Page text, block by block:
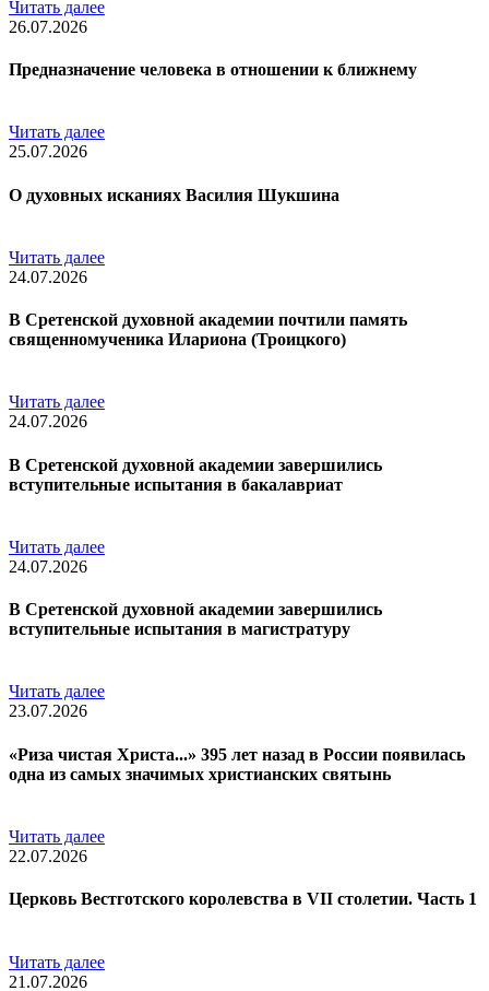
Читать далее
26.07.2026
Предназначение человека в отношении к ближнему
Читать далее
25.07.2026
О духовных исканиях Василия Шукшина
Читать далее
24.07.2026
В Сретенской духовной академии почтили память
священномученика Илариона (Троицкого)
Читать далее
24.07.2026
В Сретенской духовной академии завершились
вступительные испытания в бакалавриат
Читать далее
24.07.2026
В Сретенской духовной академии завершились
вступительные испытания в магистратуру
Читать далее
23.07.2026
«Риза чистая Христа...» 395 лет назад в России появилась
одна из самых значимых христианских святынь
Читать далее
22.07.2026
Церковь Вестготского королевства в VII столетии. Часть 1
Читать далее
21.07.2026